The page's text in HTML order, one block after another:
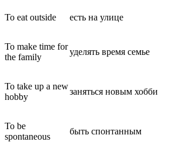
To eat outside есть на улице
To make time for
the family
уделять время семье
To take up a new
hobby
заняться новым хобби
To be
spontaneous
быть спонтанным